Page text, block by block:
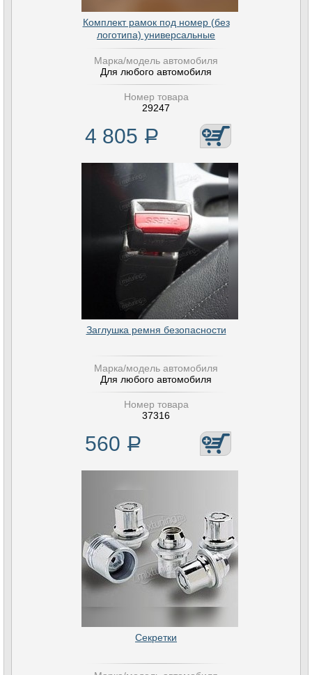
Комплект рамок под номер (без
логотипа) универсальные
Марка/модель автомобиля
Для любого автомобиля
Номер товара
29247
4 805 Р
Заглушка ремня безопасности
Марка/модель автомобиля
Для любого автомобиля
Номер товара
37316
560 Р
Секретки